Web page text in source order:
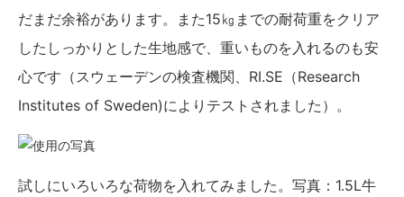
だまだ余裕があります。また15㎏までの耐荷重をクリア
したしっかりとした生地感で、重いものを入れるのも安
心です（スウェーデンの検査機関、RI.SE（Research
Institutes of Sweden)によりテストされました）。
試しにいろいろな荷物を入れてみました。写真：1.5L牛